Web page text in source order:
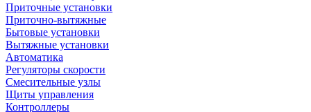
Приточные установки
Приточно-вытяжные
Бытовые установки
Вытяжные установки
Автоматика
Регуляторы скорости
Смесительные узлы
Щиты управления
Контроллеры